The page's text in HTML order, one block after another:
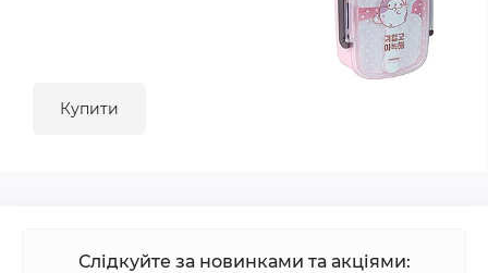
Купити
Слідкуйте за новинками та акціями: